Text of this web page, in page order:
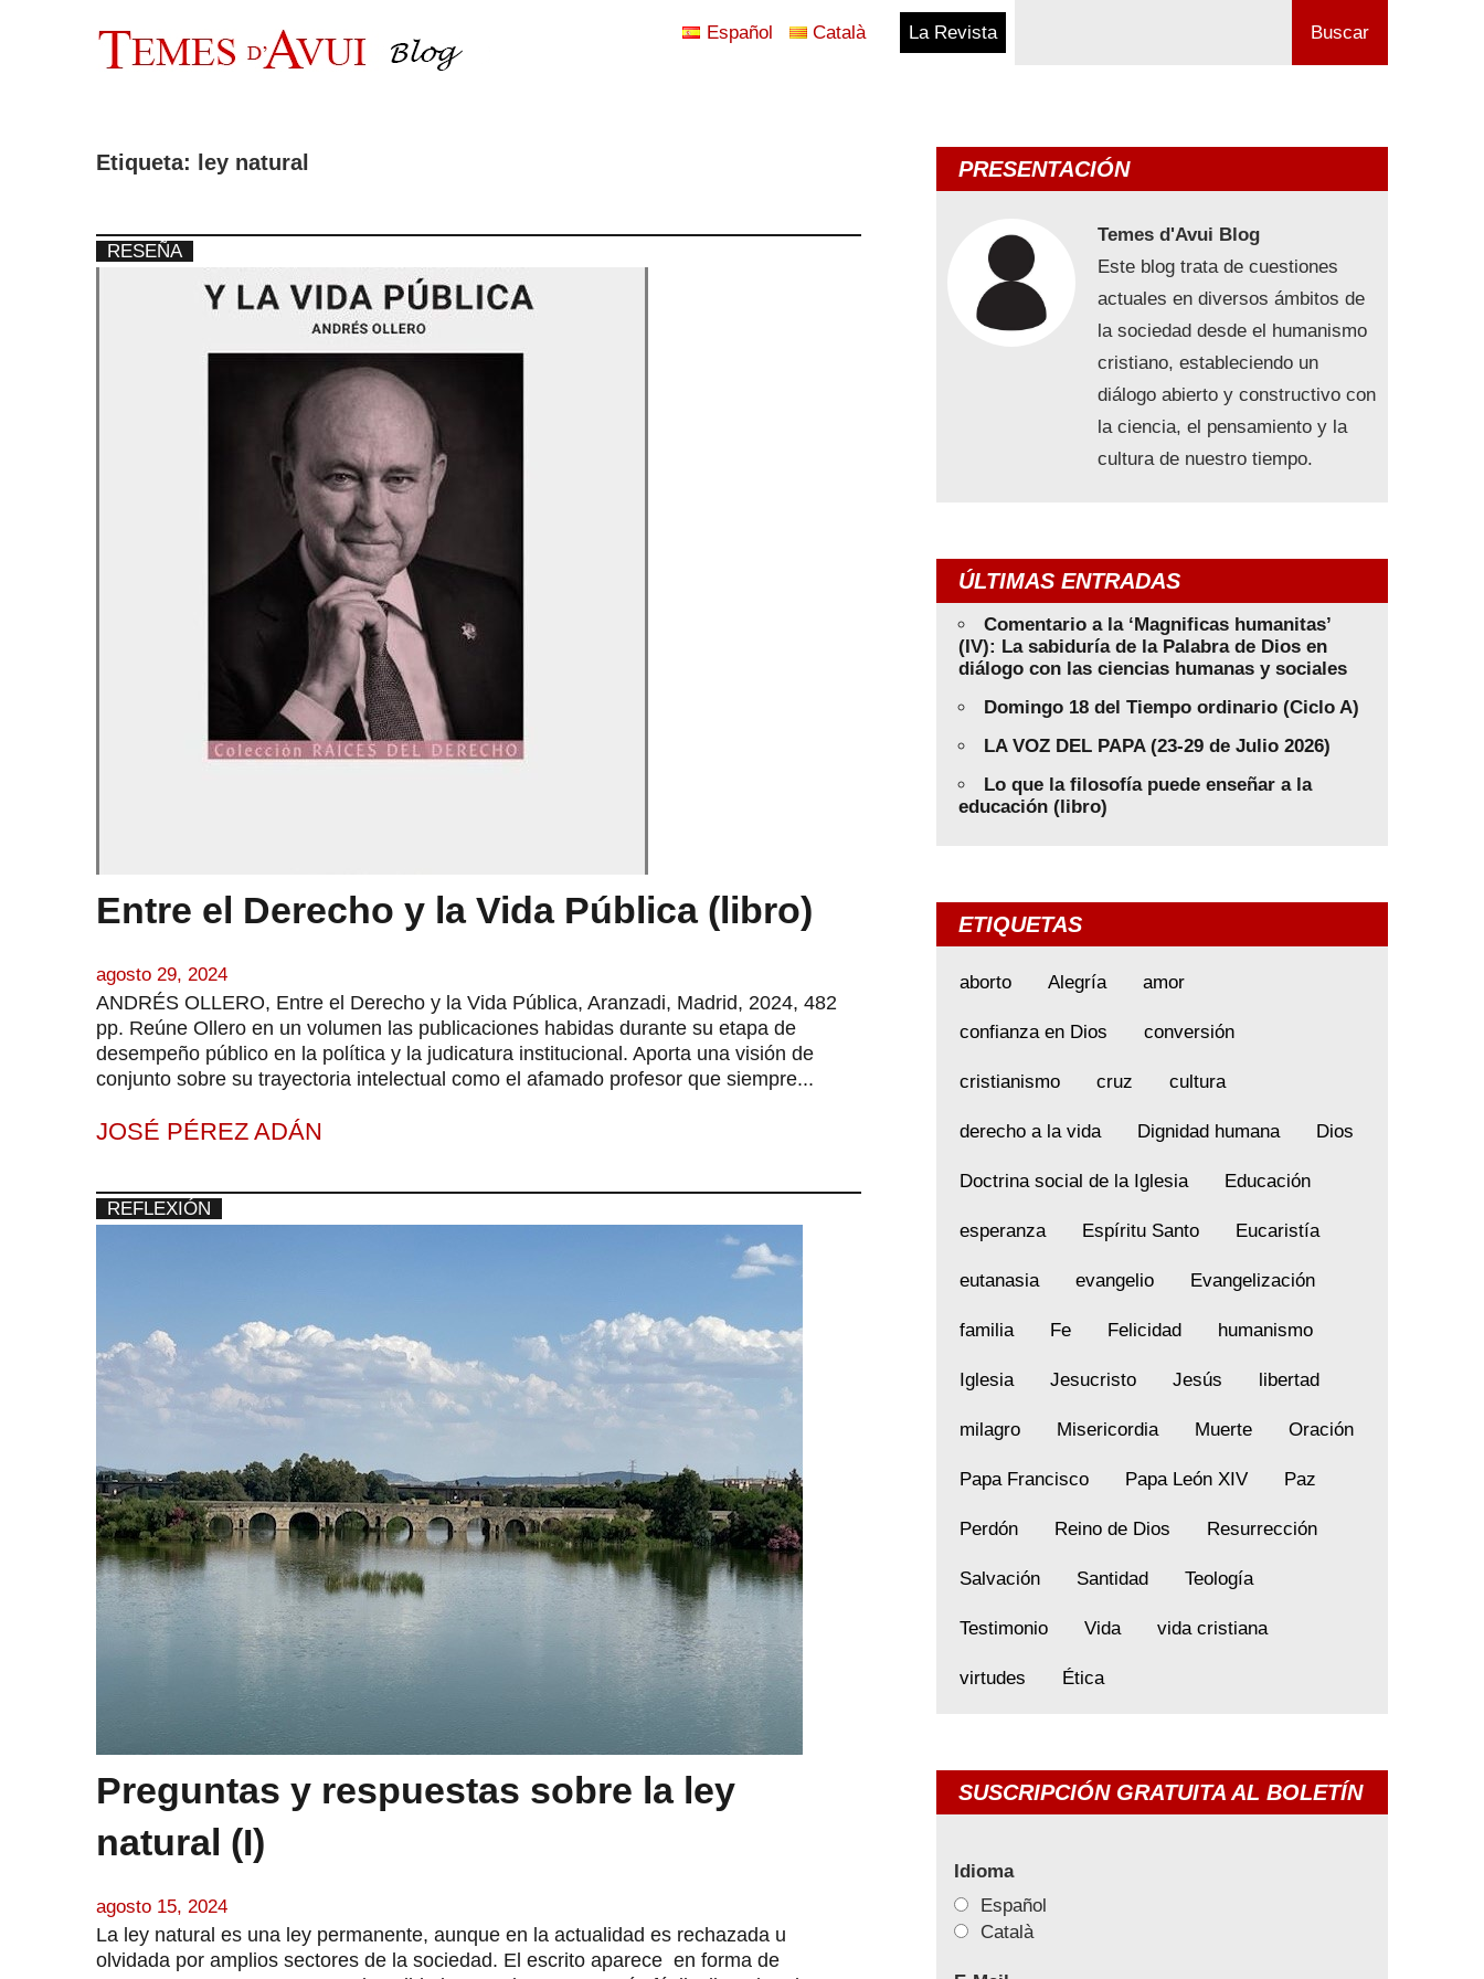
al
Buscar
Español Català La Revista
Etiqueta: ley natural
RESEÑA
Entre el Derecho y la Vida Pública (libro)
agosto 29, 2024
ANDRÉS OLLERO, Entre el Derecho y la Vida Pública, Aranzadi, Madrid, 2024, 482
pp. Reúne Ollero en un volumen las publicaciones habidas durante su etapa de
desempeño público en la política y la judicatura institucional. Aporta una visión de
conjunto sobre su trayectoria intelectual como el afamado profesor que siempre...
JOSÉ PÉREZ ADÁN
REFLEXIÓN
Preguntas y respuestas sobre la ley
natural (I)
agosto 15, 2024
La ley natural es una ley permanente, aunque en la actualidad es rechazada u
olvidada por amplios sectores de la sociedad. El escrito aparece en forma de
PRESENTACIÓN
Temes d'Avui Blog
Este blog trata de cuestiones
actuales en diversos ámbitos de
la sociedad desde el humanismo
cristiano, estableciendo un
diálogo abierto y constructivo con
la ciencia, el pensamiento y la
cultura de nuestro tiempo.
ÚLTIMAS ENTRADAS
Comentario a la ‘Magnificas humanitas’
(IV): La sabiduría de la Palabra de Dios en
diálogo con las ciencias humanas y sociales
Domingo 18 del Tiempo ordinario (Ciclo A)
LA VOZ DEL PAPA (23-29 de Julio 2026)
Lo que la filosofía puede enseñar a la
educación (libro)
ETIQUETAS
aborto Alegría amor
confianza en Dios conversión
cristianismo cruz cultura
derecho a la vida Dignidad humana Dios
Doctrina social de la Iglesia Educación
esperanza Espíritu Santo Eucaristía
eutanasia evangelio Evangelización
familia Fe Felicidad humanismo
Iglesia Jesucristo Jesús libertad
milagro Misericordia Muerte Oración
Papa Francisco Papa León XIV Paz
Perdón Reino de Dios Resurrección
Salvación Santidad Teología
Testimonio Vida vida cristiana
virtudes Ética
SUSCRIPCIÓN GRATUITA AL BOLETÍN
Idioma
Español
Català